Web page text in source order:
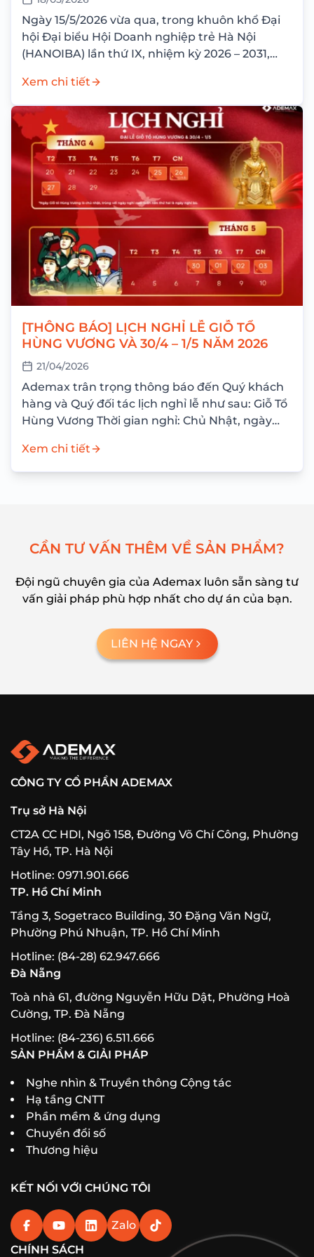
Ngày 15/5/2026 vừa qua, trong khuôn khổ Đại
hội Đại biểu Hội Doanh nghiệp trẻ Hà Nội
(HANOIBA) lần thứ IX, nhiệm kỳ 2026 – 2031,
Xem chi tiết
[THÔNG BÁO] LỊCH NGHỈ LỄ GIỖ TỔ
HÙNG VƯƠNG VÀ 30/4 – 1/5 NĂM 2026
21/04/2026
Ademax trân trọng thông báo đến Quý khách
hàng và Quý đối tác lịch nghỉ lễ như sau: Giỗ Tổ
Hùng Vương Thời gian nghỉ: Chủ Nhật, ngày
Xem chi tiết
CẦN TƯ VẤN THÊM VỀ SẢN PHẨM?
Đội ngũ chuyên gia của Ademax luôn sẵn sàng tư
vấn giải pháp phù hợp nhất cho dự án của bạn.
LIÊN HỆ NGAY
CÔNG TY CỔ PHẦN ADEMAX
Trụ sở Hà Nội
CT2A CC HDI, Ngõ 158, Đường Võ Chí Công, Phường
Tây Hồ, TP. Hà Nội
Hotline: 0971.901.666
TP. Hồ Chí Minh
Tầng 3, Sogetraco Building, 30 Đặng Văn Ngữ,
Phường Phú Nhuận, TP. Hồ Chí Minh
Hotline: (84-28) 62.947.666
Đà Nẵng
Toà nhà 61, đường Nguyễn Hữu Dật, Phường Hoà
Cường, TP. Đà Nẵng
Hotline: (84-236) 6.511.666
SẢN PHẨM & GIẢI PHÁP
Nghe nhìn & Truyền thông Cộng tác
Hạ tầng CNTT
Phần mềm & ứng dụng
Chuyển đổi số
Thương hiệu
KẾT NỐI VỚI CHÚNG TÔI
Zalo
CHÍNH SÁCH